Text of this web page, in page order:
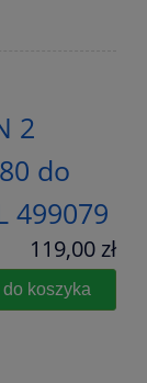
2
do
499079
119,00 zł
do koszyka